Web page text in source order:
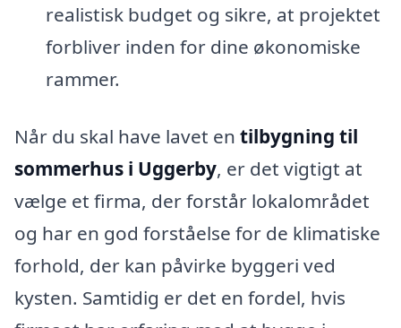
realistisk budget og sikre, at projektet
forbliver inden for dine økonomiske
rammer.
Når du skal have lavet en tilbygning til
sommerhus i Uggerby, er det vigtigt at
vælge et firma, der forstår lokalområdet
og har en god forståelse for de klimatiske
forhold, der kan påvirke byggeri ved
kysten. Samtidig er det en fordel, hvis